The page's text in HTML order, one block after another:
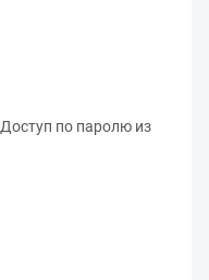
Доступ по паролю из